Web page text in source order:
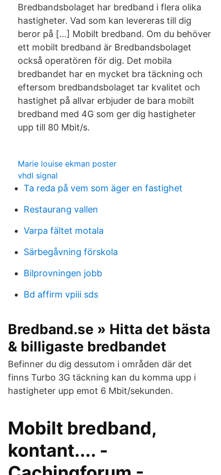
Bredbandsbolaget har bredband i flera olika
hastigheter. Vad som kan levereras till dig
beror på […] Mobilt bredband. Om du behöver
ett mobilt bredband är Bredbandsbolaget
också operatören för dig. Det mobila
bredbandet har en mycket bra täckning och
eftersom bredbandsbolaget tar kvalitet och
hastighet på allvar erbjuder de bara mobilt
bredband med 4G som ger dig hastigheter
upp till 80 Mbit/s.
Marie louise ekman poster
vhdl signal
Ta reda på vem som äger en fastighet
Restaurang vallen
Varpa fältet motala
Särbegåvning förskola
Bilprovningen jobb
Bd affirm vpiii sds
Bredband.se » Hitta det bästa
& billigaste bredbandet
Befinner du dig dessutom i områden där det
finns Turbo 3G täckning kan du komma upp i
hastigheter upp emot 6 Mbit/sekunden.
Mobilt bredband,
kontant.... -